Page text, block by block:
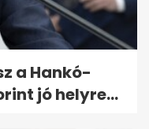
a Hankó-
jó helyre...